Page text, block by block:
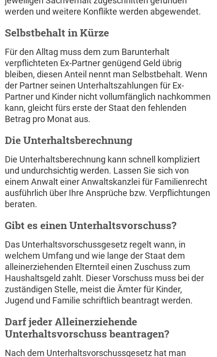
werden und weitere Konflikte werden abgewendet.
Selbstbehalt in Kürze
Für den Alltag muss dem zum Barunterhalt
verpflichteten Ex-Partner genügend Geld übrig
bleiben, diesen Anteil nennt man Selbstbehalt. Wenn
der Partner seinen Unterhaltszahlungen für Ex-
Partner und Kinder nicht vollumfänglich nachkommen
kann, gleicht fürs erste der Staat den fehlenden
Betrag pro Monat aus.
Die Unterhaltsberechnung
Die Unterhaltsberechnung kann schnell kompliziert
und undurchsichtig werden. Lassen Sie sich von
einem Anwalt einer Anwaltskanzlei für Familienrecht
ausführlich über Ihre Ansprüche bzw. Verpflichtungen
beraten.
Gibt es einen Unterhaltsvorschuss?
Das Unterhaltsvorschussgesetz regelt wann, in
welchem Umfang und wie lange der Staat dem
alleinerziehenden Elternteil einen Zuschuss zum
Haushaltsgeld zahlt. Dieser Vorschuss muss bei der
zuständigen Stelle, meist die Ämter für Kinder,
Jugend und Familie schriftlich beantragt werden.
Darf jeder Alleinerziehende
Unterhaltsvorschuss beantragen?
Nach dem Unterhaltsvorschussgesetz hat man